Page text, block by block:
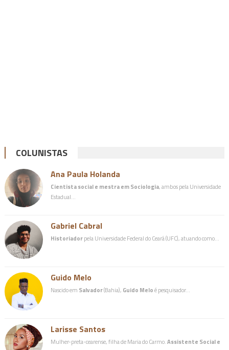
COLUNISTAS
Ana Paula Holanda
Cientista social e mestra em Sociologia, ambos pela Universidade
Estadual…
Gabriel Cabral
Historiadorpela Universidade Federal do Ceará (UFC), atuando como…
Guido Melo
Nascido em Salvador(Bahia), Guido Meloé pesquisador…
Larisse Santos
Mulher-preta-cearense, filha de Maria do Carmo.Assistente Social e